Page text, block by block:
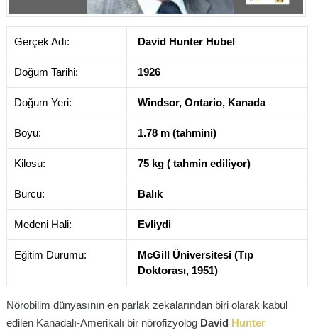
Gerçek Adı: David Hunter Hubel
Doğum Tarihi: 1926
Doğum Yeri: Windsor, Ontario, Kanada
Boyu: 1.78 m (tahmini)
Kilosu: 75 kg ( tahmin ediliyor)
Burcu: Balık
Medeni Hali: Evliydi
Eğitim Durumu:
McGill Üniversitesi (Tıp
Doktorası, 1951)
Nörobilim dünyasının en parlak zekalarından biri olarak kabul
edilen Kanadalı-Amerikalı bir nörofizyolog David Hunter